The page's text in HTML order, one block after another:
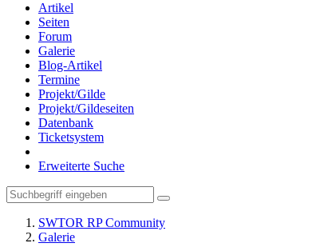
Artikel
Seiten
Forum
Galerie
Blog-Artikel
Termine
Projekt/Gilde
Projekt/Gildeseiten
Datenbank
Ticketsystem
Erweiterte Suche
SWTOR RP Community
Galerie